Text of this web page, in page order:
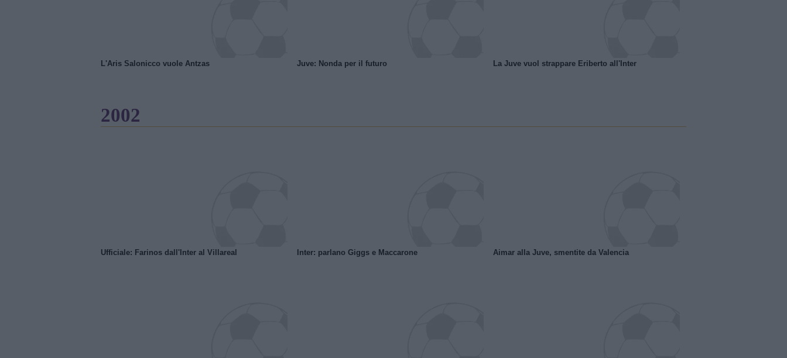
L'Aris Salonicco vuole Antzas Juve: Nonda per il futuro La Juve vuol strappare Eriberto all'Inter
2002
Ufficiale: Farinos dall'Inter al Villareal Inter: parlano Giggs e Maccarone Aimar alla Juve, smentite da Valencia